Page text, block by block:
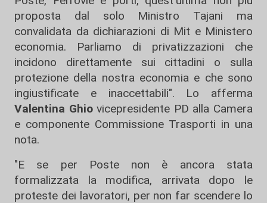
proposta dal solo Ministro Tajani ma
convalidata da dichiarazioni di Mit e Ministero
economia. Parliamo di privatizzazioni che
incidono direttamente sui cittadini o sulla
protezione della nostra economia e che sono
ingiustificate e inaccettabili". Lo afferma
Valentina Ghiovicepresidente PD alla Camera
e componente Commissione Trasporti in una
nota.
"E se per Poste non è ancora stata
formalizzata la modifica, arrivata dopo le
proteste dei lavoratori, per non far scendere lo